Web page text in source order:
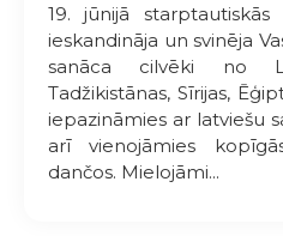
19. jūnijā starptautiskās
ieskandināja un svinēja
sanāca cilvēki no
Tadžikistānas, Sīrijas,
iepazināmies ar latviešu
arī vienojāmies
dančos. Mielojāmi...